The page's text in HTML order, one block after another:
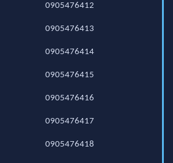
0905476412
0905476413
0905476414
0905476415
0905476416
0905476417
0905476418